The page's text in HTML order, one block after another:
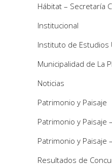
Hábitat – Secretaría
Institucional
Instituto de Estudios
Municipalidad de La
Noticias
Patrimonio y Paisaje
Patrimonio y Paisaje
Patrimonio y Paisaje
Resultados de